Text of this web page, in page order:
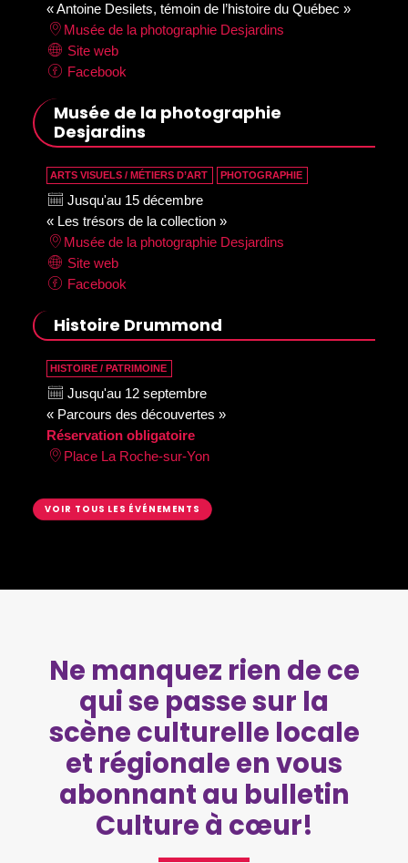
« Antoine Desilets, témoin de l’histoire du Québec »
Musée de la photographie Desjardins
Site web
Facebook
Musée de la photographie
Desjardins
ARTS VISUELS / MÉTIERS D’ART PHOTOGRAPHIE
Jusqu'au 15 décembre
« Les trésors de la collection »
Musée de la photographie Desjardins
Site web
Facebook
Histoire Drummond
HISTOIRE / PATRIMOINE
Jusqu'au 12 septembre
« Parcours des découvertes »
Réservation obligatoire
Place La Roche-sur-Yon
VOIR TOUS LES ÉVÉNEMENTS
Ne manquez rien de ce
qui se passe sur la
scène culturelle locale
et régionale en vous
abonnant au bulletin
Culture à cœur!